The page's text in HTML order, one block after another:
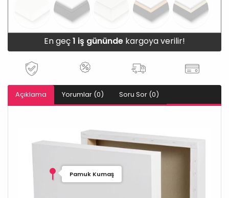
En geç1 iş gününde kargoya verilir!
Açıklama Yorumlar (0) Soru Sor (0)
Pamuk Kumaş